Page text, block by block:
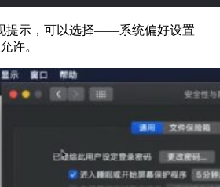
提示，可以选择——系统偏好设置
许。